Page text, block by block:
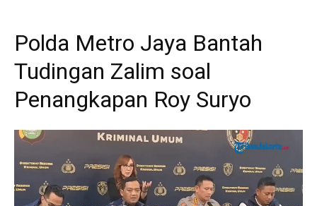
Polda Metro Jaya Bantah
Tudingan Zalim soal
Penangkapan Roy Suryo